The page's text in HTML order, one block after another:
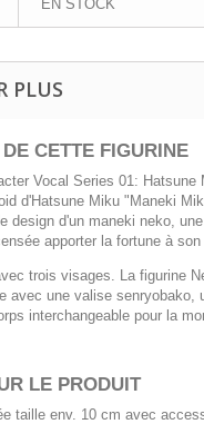
EN STOCK
PLUS
CETTE FIGURINE
Vocal Series 01: Hatsune
d'Hatsune Miku "Maneki
design d'un maneki neko,
apporter la fortune à
trois visages. La figurine
avec une valise senryobako,
interchangeable pour la
LE PRODUIT
taille env. 10 cm avec